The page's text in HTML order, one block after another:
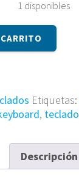
1 disponibles
Etiquetas:
, teclado
Descripción